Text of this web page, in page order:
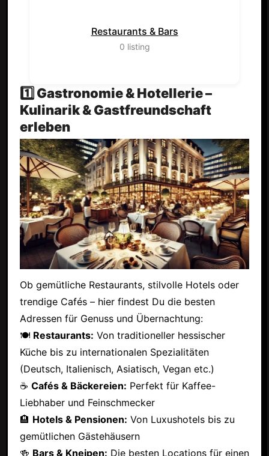
Restaurants & Bars
0 listing
1️⃣ Gastronomie & Hotellerie –
Kulinarik & Gastfreundschaft
erleben
Ob gemütliche Restaurants, stilvolle Hotels oder
trendige Cafés – hier findest Du die besten
Adressen für Genuss und Übernachtung:
🍽 Restaurants: Von traditioneller hessischer
Küche bis zu internationalen Spezialitäten
(Deutsch, Italienisch, Asiatisch, Vegan etc.)
☕ Cafés & Bäckereien: Perfekt für Kaffee-
Liebhaber und Feinschmecker
🏨 Hotels & Pensionen: Von Luxushotels bis zu
gemütlichen Gästehäusern
🍻 Bars & Kneipen: Die besten Locations für einen